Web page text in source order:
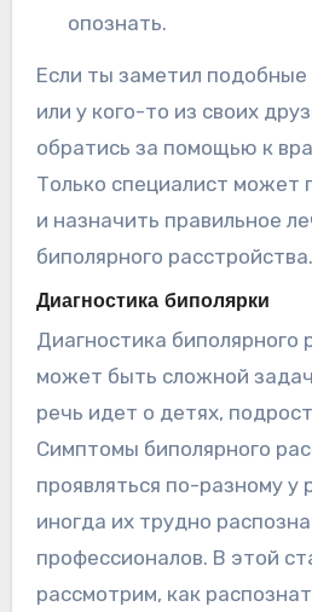
опознать.
Если ты заметил
или у кого-то из своих
обратись за помощью к
Только специалист может
и назначить правильное
биполярного расстройства.
Диагностика биполярки
Диагностика биполярного
может быть сложной
речь идет о детях,
Симптомы биполярного
проявляться по-разному у
иногда их трудно
профессионалов. В этой
рассмотрим, как